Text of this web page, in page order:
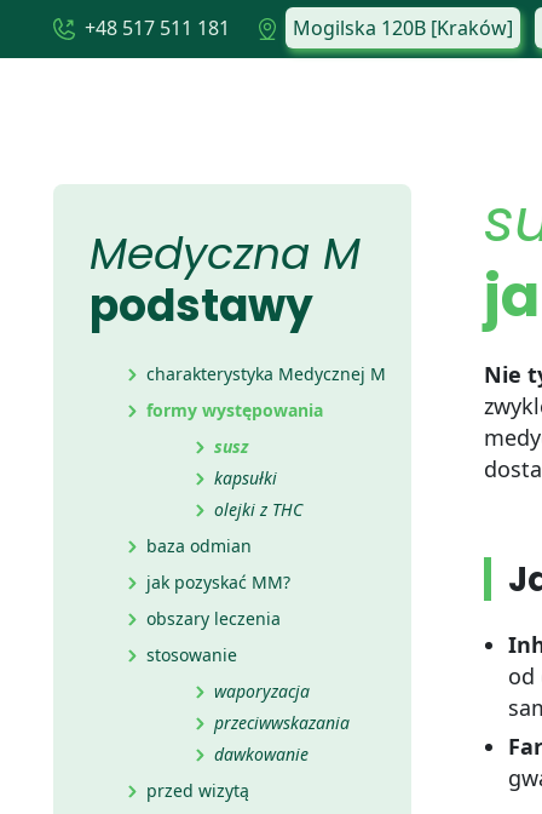
+48 517 511 181 Mogilska 120B [Kraków]
Medyczna M
podstawy
charakterystyka Medycznej M
formy występowania
susz
kapsułki
olejki z THC
baza odmian
jak pozyskać MM?
obszary leczenia
stosowanie
waporyzacja
przeciwwskazania
dawkowanie
przed wizytą
Nie
od